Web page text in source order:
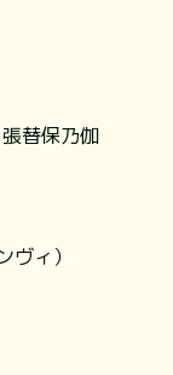
替保乃伽
ィ）